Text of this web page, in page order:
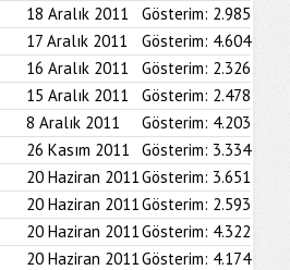
18 Aralık 2011 Gösterim: 2.985
17 Aralık 2011 Gösterim: 4.604
16 Aralık 2011 Gösterim: 2.326
15 Aralık 2011 Gösterim: 2.478
8 Aralık 2011 Gösterim: 4.203
26 Kasım 2011 Gösterim: 3.334
20 Haziran 2011Gösterim: 3.651
20 Haziran 2011Gösterim: 2.593
20 Haziran 2011Gösterim: 4.322
20 Haziran 2011Gösterim: 4.174